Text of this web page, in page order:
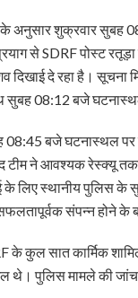
के अनुसार शुक्रवार सुबह
से SDRF पोस्ट
दिखाई दे रहा है। सूचना
08:12 बजे
08:45 बजे घटनास्थल पर
टीम ने आवश्यक रेस्क्यू
के लिए स्थानीय पुलिस के
संपन्न होने
के कुल सात कार्मिक
थे। पुलिस मामले की